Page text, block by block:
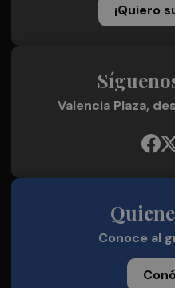
¡Quiero
Valencia Plaza,
Conoce al